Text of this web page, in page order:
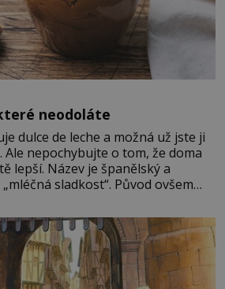
neodoláte
dulce de leche a možná už jste ji
Ale nepochybujte o tom, že doma
lepší. Název je španělský a
sladkost“. Původ ovšem
zemí a k tomu